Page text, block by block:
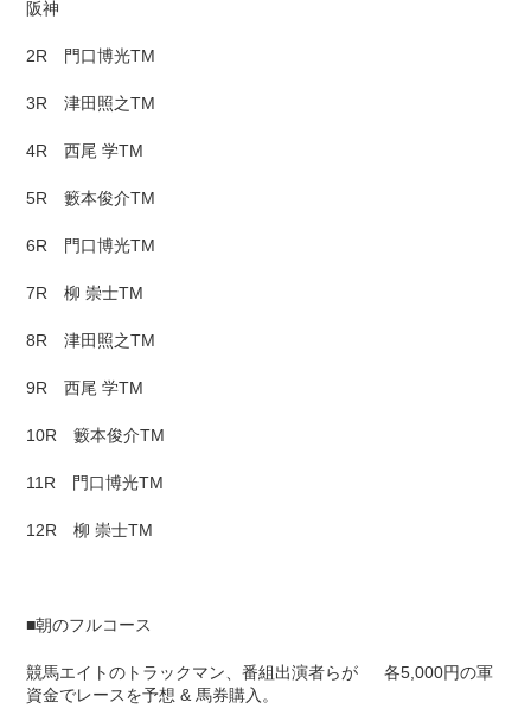
阪神
2R 門口博光TM
3R 津田照之TM
4R 西尾 学TM
5R 籔本俊介TM
6R 門口博光TM
7R 柳 崇士TM
8R 津田照之TM
9R 西尾 学TM
10R 籔本俊介TM
11R 門口博光TM
12R 柳 崇士TM
■朝のフルコース
競馬エイトのトラックマン、番組出演者らが 各5,000円の軍
資金でレースを予想 & 馬券購入。